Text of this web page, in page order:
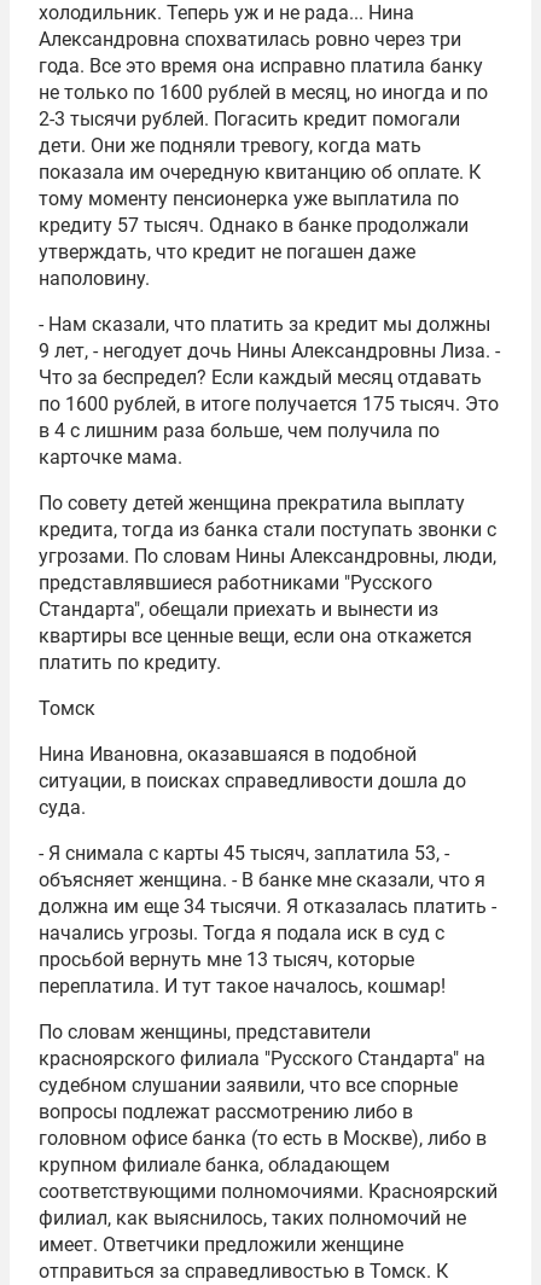
холодильник. Теперь уж и не рада... Нина
Александровна спохватилась ровно через три
года. Все это время она исправно платила банку
не только по 1600 рублей в месяц, но иногда и по
2-3 тысячи рублей. Погасить кредит помогали
дети. Они же подняли тревогу, когда мать
показала им очередную квитанцию об оплате. К
тому моменту пенсионерка уже выплатила по
кредиту 57 тысяч. Однако в банке продолжали
утверждать, что кредит не погашен даже
наполовину.
- Нам сказали, что платить за кредит мы должны
9 лет, - негодует дочь Нины Александровны Лиза. -
Что за беспредел? Если каждый месяц отдавать
по 1600 рублей, в итоге получается 175 тысяч. Это
в 4 с лишним раза больше, чем получила по
карточке мама.
По совету детей женщина прекратила выплату
кредита, тогда из банка стали поступать звонки с
угрозами. По словам Нины Александровны, люди,
представлявшиеся работниками "Русского
Стандарта", обещали приехать и вынести из
квартиры все ценные вещи, если она откажется
платить по кредиту.
Томск
Нина Ивановна, оказавшаяся в подобной
ситуации, в поисках справедливости дошла до
суда.
- Я снимала с карты 45 тысяч, заплатила 53, -
объясняет женщина. - В банке мне сказали, что я
должна им еще 34 тысячи. Я отказалась платить -
начались угрозы. Тогда я подала иск в суд с
просьбой вернуть мне 13 тысяч, которые
переплатила. И тут такое началось, кошмар!
По словам женщины, представители
красноярского филиала "Русского Стандарта" на
судебном слушании заявили, что все спорные
вопросы подлежат рассмотрению либо в
головном офисе банка (то есть в Москве), либо в
крупном филиале банка, обладающем
соответствующими полномочиями. Красноярский
филиал, как выяснилось, таких полномочий не
имеет. Ответчики предложили женщине
отправиться за справедливостью в Томск. К